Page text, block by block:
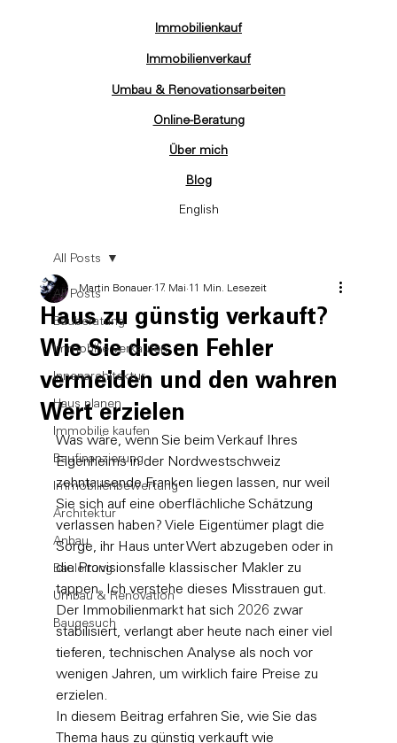
Immobilienkauf
Immobilienverkauf
Umbau & Renovationsarbeiten
Online-Beratung
Über mich
Blog
English
All Posts
Bauberatung
Immobilie verkaufen
Innenarchitektur
Haus planen
Immobilie kaufen
Baufinanzierung
Immobilienbewertung
Architektur
Anbau
Bauleitung
Umbau & Renovation
Baugesuch
All Posts
Haus zu günstig verkauft?
Wie Sie diesen Fehler
vermeiden und den wahren
Wert erzielen
Martin Bonauer 17. Mai 11 Min. Lesezeit
Was wäre, wenn Sie beim Verkauf Ihres
Eigenheims in der Nordwestschweiz
zehntausende Franken liegen lassen, nur weil
Sie sich auf eine oberflächliche Schätzung
verlassen haben? Viele Eigentümer plagt die
Sorge, ihr Haus unter Wert abzugeben oder in
die Provisionsfalle klassischer Makler zu
tappen. Ich verstehe dieses Misstrauen gut.
Der Immobilienmarkt hat sich 2026 zwar
stabilisiert, verlangt aber heute nach einer viel
tieferen, technischen Analyse als noch vor
wenigen Jahren, um wirklich faire Preise zu
erzielen.
In diesem Beitrag erfahren Sie, wie Sie das
Thema haus zu günstig verkauft wie